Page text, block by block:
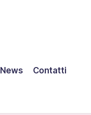
News Contatti